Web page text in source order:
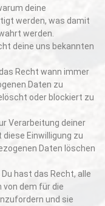
deine
werden, was damit
werden.
deine uns bekannten
Recht wann immer
Daten zu
oder blockiert zu
Verarbeitung deiner
Einwilligung zu
Daten löschen
hast das Recht, alle
von dem für die
und sie